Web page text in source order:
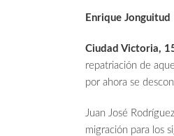
Enrique Jonguitud
Ciudad Victoria,
repatriación de
por ahora se
Juan José
migración para los